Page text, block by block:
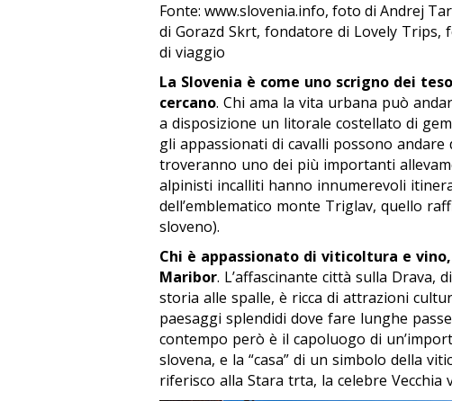
Fonte: www.slovenia.info, foto di Andrej
di Gorazd Skrt, fondatore di Lovely
di viaggio
La Slovenia è come uno scrigno dei
cercano. Chi ama la vita urbana può
a disposizione un litorale costellato di
gli appassionati di cavalli possono andare
troveranno uno dei più importanti
alpinisti incalliti hanno innumerevoli
dell’emblematico monte Triglav, quello
sloveno).
Chi è appassionato di viticoltura e
Maribor. L’affascinante città sulla Drava,
storia alle spalle, è ricca di attrazioni
paesaggi splendidi dove fare lunghe
contempo però è il capoluogo di
slovena, e la “casa” di un simbolo della
riferisco alla Stara trta, la celebre Vecchia